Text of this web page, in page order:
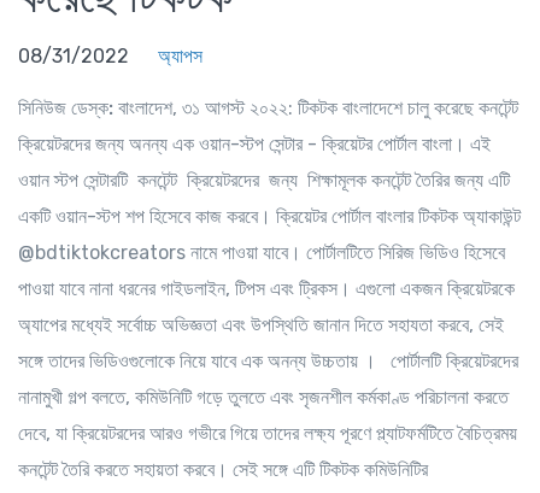
08/31/2022 অ্যাপস
সিনিউজ ডেস্ক: বাংলাদেশ, ৩১ আগস্ট ২০২২: টিকটক বাংলাদেশে চালু করেছে কনটেন্ট
ক্রিয়েটরদের জন্য অনন্য এক ওয়ান-স্টপ সেন্টার - ক্রিয়েটর পোর্টাল বাংলা। এই
ওয়ান স্টপ সেন্টারটি কনটেন্ট ক্রিয়েটরদের জন্য শিক্ষামূলক কনটেন্ট তৈরির জন্য এটি
একটি ওয়ান-স্টপ শপ হিসেবে কাজ করবে। ক্রিয়েটর পোর্টাল বাংলার টিকটক অ্যাকাউন্ট
@bdtiktokcreators নামে পাওয়া যাবে। পোর্টালটিতে সিরিজ ভিডিও হিসেবে
পাওয়া যাবে নানা ধরনের গাইডলাইন, টিপস এবং ট্রিকস। এগুলো একজন ক্রিয়েটরকে
অ্যাপের মধ্যেই সর্বোচ্চ অভিজ্ঞতা এবং উপস্থিতি জানান দিতে সহাযতা করবে, সেই
সঙ্গে তাদের ভিডিওগুলোকে নিয়ে যাবে এক অনন্য উচ্চতায় । পোর্টালটি ক্রিয়েটরদের
নানামুখী গল্প বলতে, কমিউনিটি গড়ে তুলতে এবং সৃজনশীল কর্মকাণ্ড পরিচালনা করতে
দেবে, যা ক্রিয়েটরদের আরও গভীরে গিয়ে তাদের লক্ষ্য পূরণে প্ল্যাটফর্মটিতে বৈচিত্রময়
কনটেন্ট তৈরি করতে সহায়তা করবে। সেই সঙ্গে এটি টিকটক কমিউনিটির